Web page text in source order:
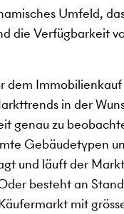
Umfeld,
die Verfügbarkeit
dem
in der
genau zu
Gebäudetypen
und läuft der
besteht an
mit